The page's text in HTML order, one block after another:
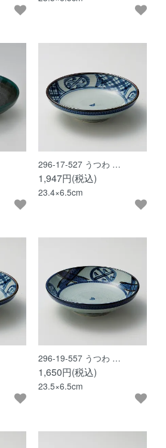
296-17-527 うつわ …
1,947円(税込)
23.4×6.5cm
296-19-557 うつわ …
1,650円(税込)
23.5×6.5cm